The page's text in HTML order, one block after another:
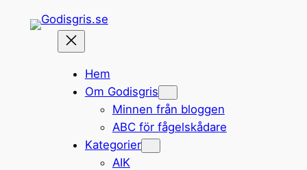
Hem
Om Godisgris
Minnen från bloggen
ABC för fågelskådare
Kategorier
AIK